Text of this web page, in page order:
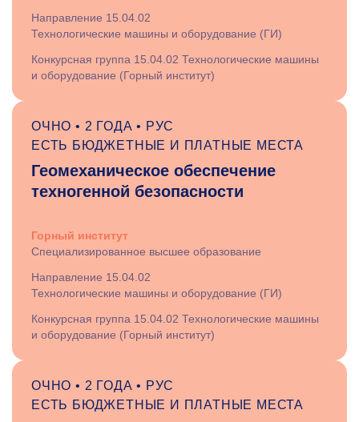
Направление 15.04.02
Технологические машины и оборудование (ГИ)
Конкурсная группа 15.04.02 Технологические машины
и оборудование (Горный институт)
ОЧНО • 2 ГОДА • РУС
ЕСТЬ БЮДЖЕТНЫЕ И ПЛАТНЫЕ МЕСТА
Геомеханическое обеспечение
техногенной безопасности
Горный институт
Специализированное высшее образование
Направление 15.04.02
Технологические машины и оборудование (ГИ)
Конкурсная группа 15.04.02 Технологические машины
и оборудование (Горный институт)
ОЧНО • 2 ГОДА • РУС
ЕСТЬ БЮДЖЕТНЫЕ И ПЛАТНЫЕ МЕСТА